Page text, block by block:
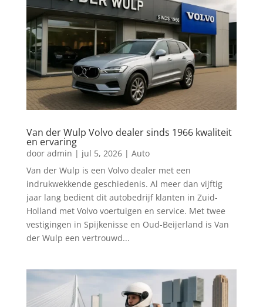
Van der Wulp Volvo dealer sinds 1966 kwaliteit
en ervaring
door admin | jul 5, 2026| Auto
Van der Wulp is een Volvo dealer met een
indrukwekkende geschiedenis. Al meer dan vijftig
jaar lang bedient dit autobedrijf klanten in Zuid-
Holland met Volvo voertuigen en service. Met twee
vestigingen in Spijkenisse en Oud-Beijerland is Van
der Wulp een vertrouwd...